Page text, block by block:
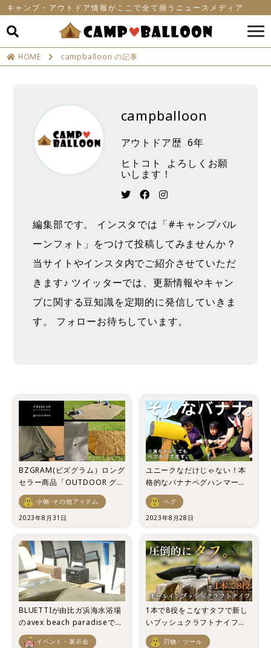
キャンプ・アウトドア情報がここで全て揃うニュースメディア
HOME campballoon の記事
campballoon
アウトドア歴 6年
ヒトコト
よろしくお願
いします！
編集部です。 インスタでは「#キャンプバル
ーンフォト」をつけて投稿してみませんか？
当サイトやインスタ内でご紹介させていただ
きます♪ ツイッターでは、更新情報やキャン
プに関する豆知識を定期的に発信していきま
す。 フォローお待ちしています。
BZGRAM(ビズグラム）ロング
セラー商品「OUTDOOR グラ
ンドシート」に新色登場！
小物･その他アイテム
2023年8月31日
ユニークなだけじゃない！本
格的なバナナペグハンマーが
登場！
ペグ
2023年8月28日
BLUETTIが由比ガ浜海水浴場
のavex beach paradiseで電
源供給
イベント・展示会
1本で8役をこなすタフで新し
いブッシュクラフトナイフが
登場！
刃物・ツール